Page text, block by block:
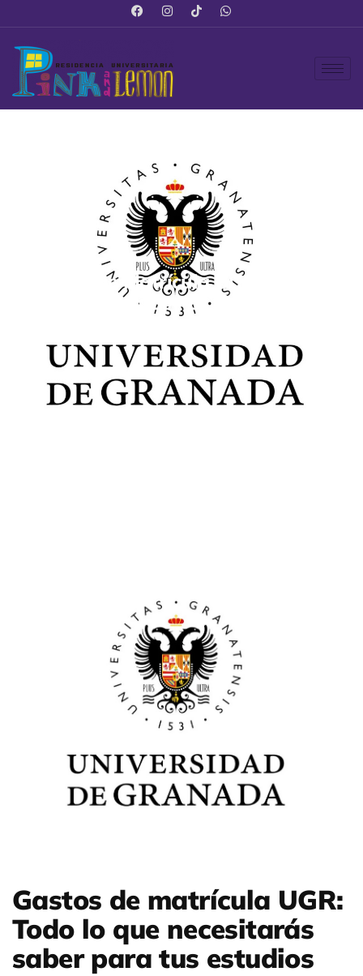
Gastos De Matrícula UGR: Todo Lo
Que Pagarás Por Tu Carrera
Gastos de matrícula UGR:
Todo lo que necesitarás
saber para tus estudios